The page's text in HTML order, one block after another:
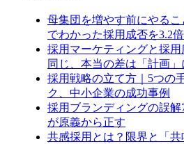
母集団を増やす前にやる
でわかった採用成否を3.2
採用マーケティングと採
同じ、本当の差は「計画」
採用戦略の立て方｜5つの
ク、中小企業の成功事例
採用ブランディングの誤
が原義から正す
共感採用とは？限界と「